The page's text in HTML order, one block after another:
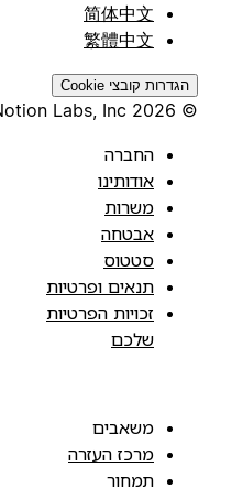
简体中文
繁體中文
הגדרות קובצי Cookie
© 2026 Notion Labs, Inc.
החברה
אודותינו
משרות
אבטחה
סטטוס
תנאים ופרטיות
זכויות הפרטיות
שלכם
משאבים
מרכז העזרה
תמחור